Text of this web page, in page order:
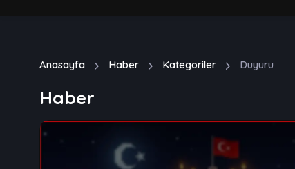
Anasayfa Haber Kategoriler Duyuru
Haber